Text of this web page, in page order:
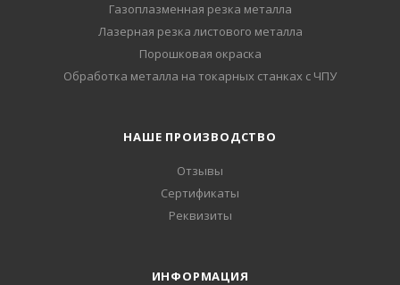
Газоплазменная резка металла
Лазерная резка листового металла
Порошковая окраска
Обработка металла на токарных станках с ЧПУ
НАШЕ ПРОИЗВОДСТВО
Отзывы
Сертификаты
Реквизиты
ИНФОРМАЦИЯ